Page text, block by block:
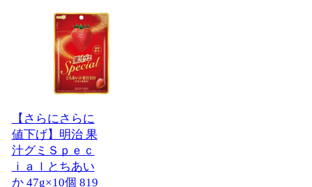
【さらにさらに
値下げ】明治 果
汁グミＳｐｅｃ
ｉａｌとちあい
か 47g×10個 819